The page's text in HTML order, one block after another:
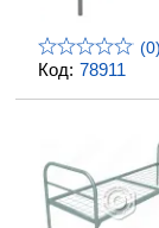
Код: 78911
(0)